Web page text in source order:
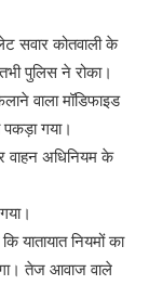
सवार कोतवाली के
पुलिस ने रोका।
वाला मॉडिफाइड
गया।
वाहन अधिनियम के
यातायात नियमों का
तेज आवाज वाले